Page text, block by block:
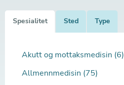
Spesialitet Sted Type
Akutt og mottaksmedisin (6)
Allmennmedisin (75)